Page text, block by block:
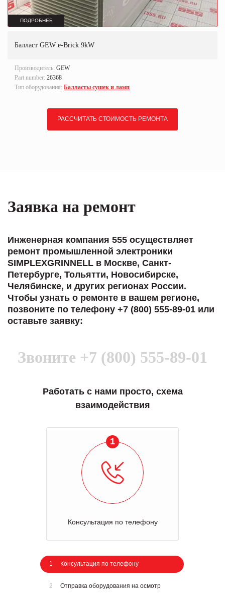
ПОДРОБНЕЕ
Балласт GEW e-Brick 9kW
Производитель: GEW
Part number: 26368
Тип оборудования: Балласты сушек и ламп
РАССЧИТАТЬ СТОИМОСТЬ РЕМОНТА
Заявка на ремонт
Инженерная компания 555 осуществляет
ремонт промышленной электроники
SIMPLEXGRINNELL в Москве, Санкт-
Петербурге, Тольятти, Новосибирске,
Челябинске, и других регионах России.
Чтобы узнать о ремонте в вашем регионе,
позвоните по телефону +7 (800) 555-89-01 или
оставьте заявку:
Звоните +7 (800) 555-89-01
Работать с нами просто, схема
взаимодействия
1
Консультация по телефону
1 Консультация по телефону
2 Отправка оборудования на осмотр